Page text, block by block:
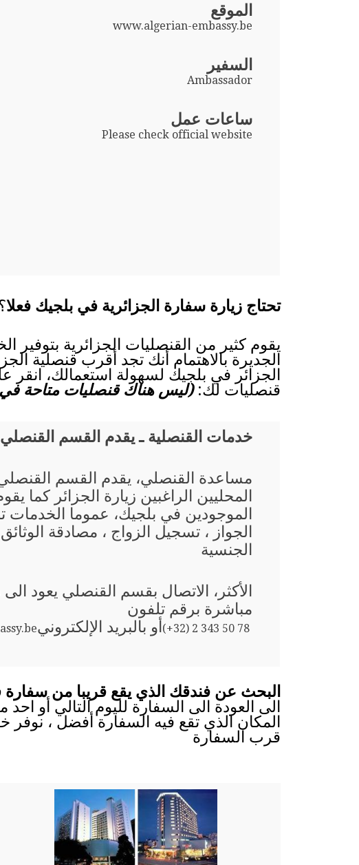
الموقع
www.algerian-embassy.be
السفير
Ambassador
ساعات عمل
Please check official website
تحتاج زيارة سفارة الجزائرية في بلجيك فعلا
يقوم كثير من القنصليات الجزائرية
الجديرة بالاهتمام أنك تجد أقرب قنصلية
الجزائر في بلجيك لسهولة استعمالك، انقر
قنصليات لك:(ليس هناك قنصليات متاحة في
خدمات القنصلية ـ يقدم القسم
مساعدة القنصلي، يقدم القسم
المحليين الراغبين زيارة الجزائر كما
الموجودين في بلجيك، عموما الخدمات
الجواز ، تسجيل الزواج ، مصادقة
الجنسية
الأكثر، الاتصال بقسم القنصلي يعود
مباشرة برقم تلفون
(+32) 2 343 50 78أو بالبريد الإلكتروني
البحث عن فندقك الذي يقع قريبا من
الى العودة الى السفارة لليوم التالي أو
المكان الذي تقع فيه السفارة أفضل ، نوفر
قرب السفارة